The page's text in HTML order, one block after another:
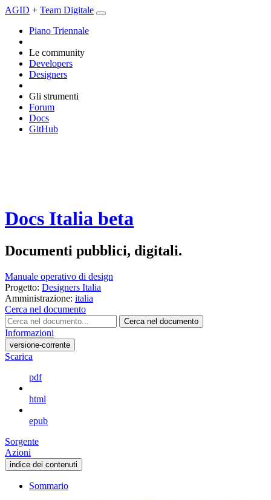
AGID + Team Digitale
Piano Triennale
Le community
Developers
Designers
Gli strumenti
Forum
Docs
GitHub
Docs Italia beta
Documenti pubblici, digitali.
Manuale operativo di design
Progetto: Designers Italia
Amministrazione: italia
Cerca nel documento
Cerca nel documento
Informazioni
versione-corrente
Scarica
pdf
html
epub
Sorgente
Azioni
indice dei contenuti
Sommario